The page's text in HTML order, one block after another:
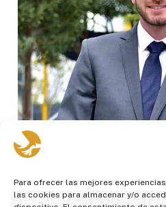
Para ofrecer las mejores
las cookies para almacenar y/o